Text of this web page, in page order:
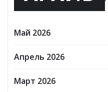
Май 2026
Апрель 2026
Март 2026